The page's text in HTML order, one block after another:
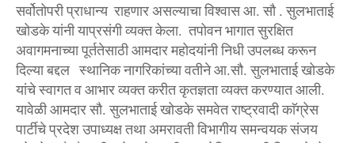
सर्वोतोपरी प्राधान्य राहणार असल्याचा विश्वास आ. सौ . सुलभाताई
खोडके यांनी याप्रसंगी व्यक्त केला. तपोवन भागात सुरक्षित
अवागमनाच्या पूर्ततेसाठी आमदार महोदयांनी निधी उपलब्ध करून
दिल्या बद्दल स्थानिक नागरिकांच्या वतीने आ.सौ. सुलभाताई खोडके
यांचे स्वागत व आभार व्यक्त करीत कृतज्ञता व्यक्त करण्यात आली.
यावेळी आमदार सौ. सुलभाताई खोडके समवेत राष्ट्रवादी काॅग्रेस
पार्टीचे प्रदेश उपाध्यक्ष तथा अमरावती विभागीय समन्वयक संजय